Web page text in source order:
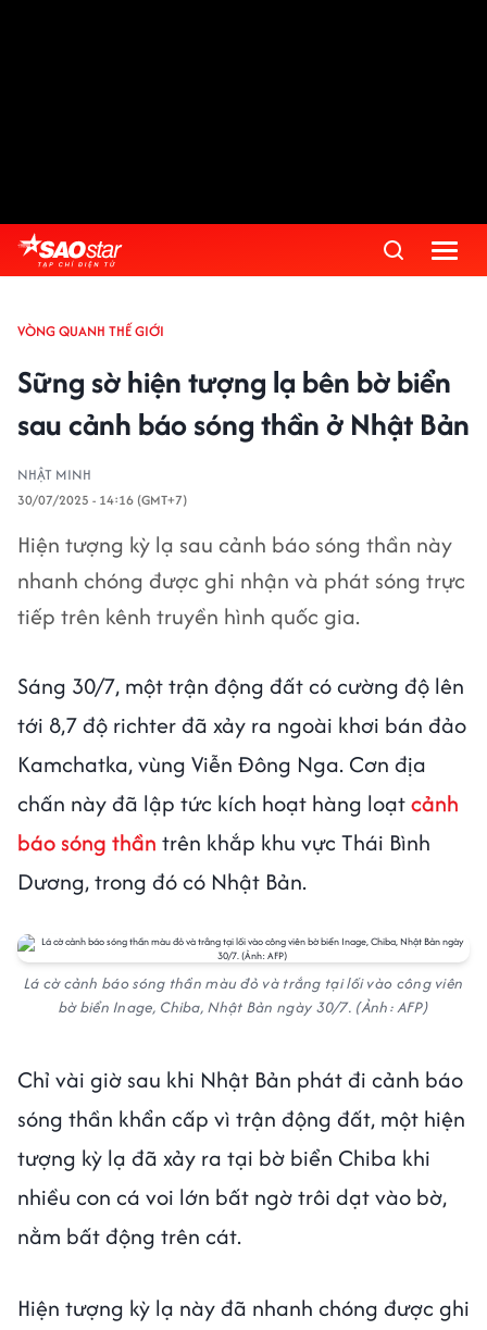
VÒNG QUANH THẾ GIỚI
Sững sờ hiện tượng lạ bên bờ biển
sau cảnh báo sóng thần ở Nhật Bản
NHẬT MINH
30/07/2025 - 14:16 (GMT+7)
Hiện tượng kỳ lạ sau cảnh báo sóng thần này
nhanh chóng được ghi nhận và phát sóng trực
tiếp trên kênh truyền hình quốc gia.
Sáng 30/7, một trận động đất có cường độ lên
tới 8,7 độ richter đã xảy ra ngoài khơi bán đảo
Kamchatka, vùng Viễn Đông Nga. Cơn địa
chấn này đã lập tức kích hoạt hàng loạtcảnh
báo sóng thần trên khắp khu vực Thái Bình
Dương, trong đó có Nhật Bản.
Lá cờ cảnh báo sóng thần màu đỏ và trắng tại lối vào công viên
bờ biển Inage, Chiba, Nhật Bản ngày 30/7. (Ảnh: AFP)
Chỉ vài giờ sau khi Nhật Bản phát đi cảnh báo
sóng thần khẩn cấp vì trận động đất, một hiện
tượng kỳ lạ đã xảy ra tại bờ biển Chiba khi
nhiều con cá voi lớn bất ngờ trôi dạt vào bờ,
nằm bất động trên cát.
Hiện tượng kỳ lạ này đã nhanh chóng được ghi